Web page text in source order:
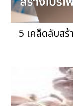
5 เคล็ดลับสร้